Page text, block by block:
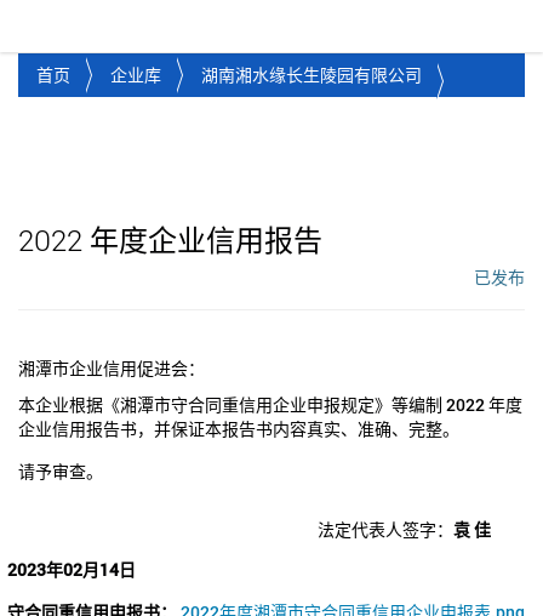
首页 企业库 湖南湘水缘长生陵园有限公司
2022 年度企业信用报告
已发布
湘潭市企业信用促进会：
本企业根据《湘潭市守合同重信用企业申报规定》等编制 2022年度
企业信用报告书，并保证本报告书内容真实、准确、完整。
请予审查。
法定代表人签字： 袁 佳
2023年02月14日